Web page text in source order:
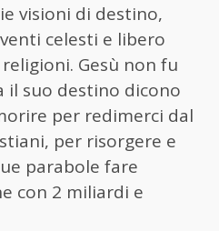
visioni di destino,
celesti e libero
Gesù non fu
il suo destino dicono
per redimerci dal
per risorgere e
parabole fare
con 2 miliardi e